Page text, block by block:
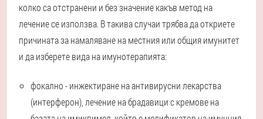
колко са отстранени и без значение какъв метод на
лечение се използва. В такива случаи трябва да откриете
причината за намаляване на местния или общия имунитет
и да изберете вида на имунотерапията:
фокално - инжектиране на антивирусни лекарства
(интерферон), лечение на брадавици с кремове на